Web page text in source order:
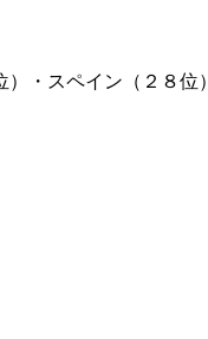
・スペイン（２８